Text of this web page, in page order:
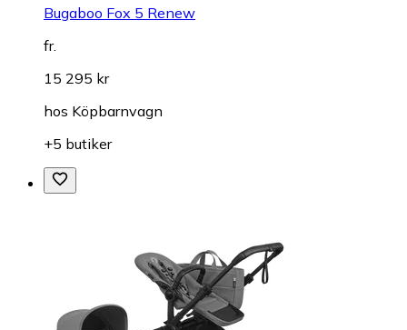
Bugaboo Fox 5 Renew
fr.
15 295 kr
hos Köpbarnvagn
+5 butiker